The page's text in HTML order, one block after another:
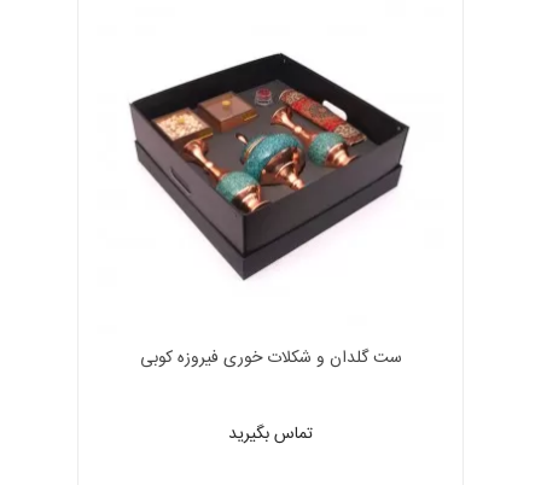
ست گلدان و شکلات خوری فیروزه کوبی
تماس بگیرید